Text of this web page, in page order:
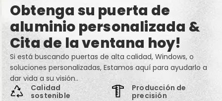
Obtenga su puerta de
aluminio personalizada &
Cita de la ventana hoy!
Si está buscando puertas de alta calidad, Windows, o
soluciones personalizadas, Estamos aquí para ayudarlo a
dar vida a su visión..
Calidad
sostenible
Producción de
precisión